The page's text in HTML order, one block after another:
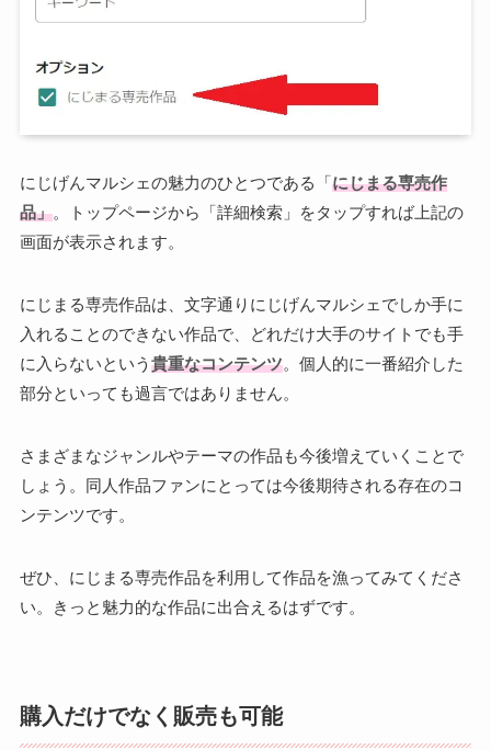
にじげんマルシェの魅力のひとつである「にじまる専売作
品」。トップページから「詳細検索」をタップすれば上記の
画面が表示されます。
にじまる専売作品は、文字通りにじげんマルシェでしか手に
入れることのできない作品で、どれだけ大手のサイトでも手
に入らないという 貴重なコンテンツ。個人的に一番紹介した
部分といっても過言ではありません。
さまざまなジャンルやテーマの作品も今後増えていくことで
しょう。同人作品ファンにとっては今後期待される存在のコ
ンテンツです。
ぜひ、にじまる専売作品を利用して作品を漁ってみてくださ
い。きっと魅力的な作品に出合えるはずです。
購入だけでなく販売も可能